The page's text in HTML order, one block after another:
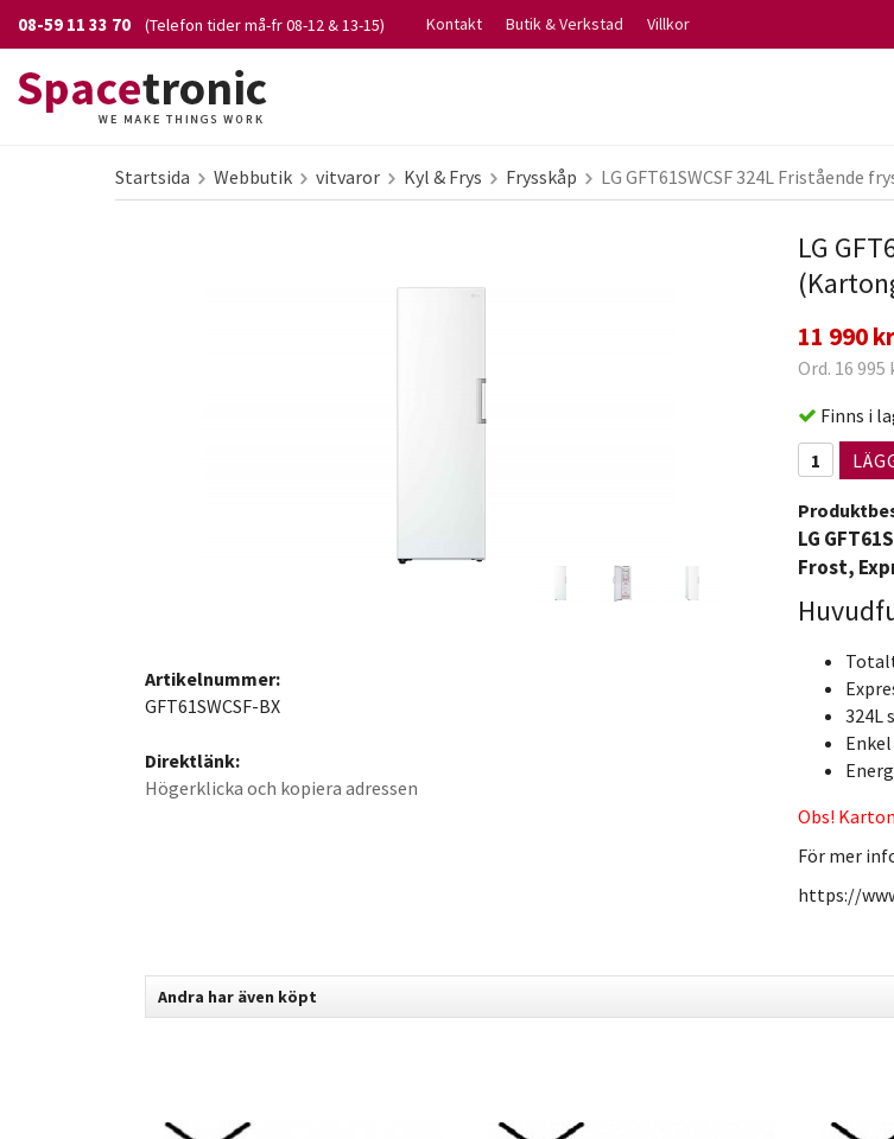
08-59 11 33 70 (Telefon tider må-fr 08-12 & 13-15) Kontakt Butik & Verkstad Villkor
Startsida Webbutik vitvaror Kyl & Frys Frysskåp LG GFT61SWCSF 324L Fristående
LG
11 990 kr
Ord. 16 995
Finns i
LG
Frost,
324L
Obs!
För mer
https://
Artikelnummer:
GFT61SWCSF-BX
Direktlänk:
Högerklicka och kopiera adressen
Andra har även köpt